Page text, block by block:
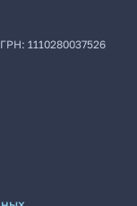
1110280037526